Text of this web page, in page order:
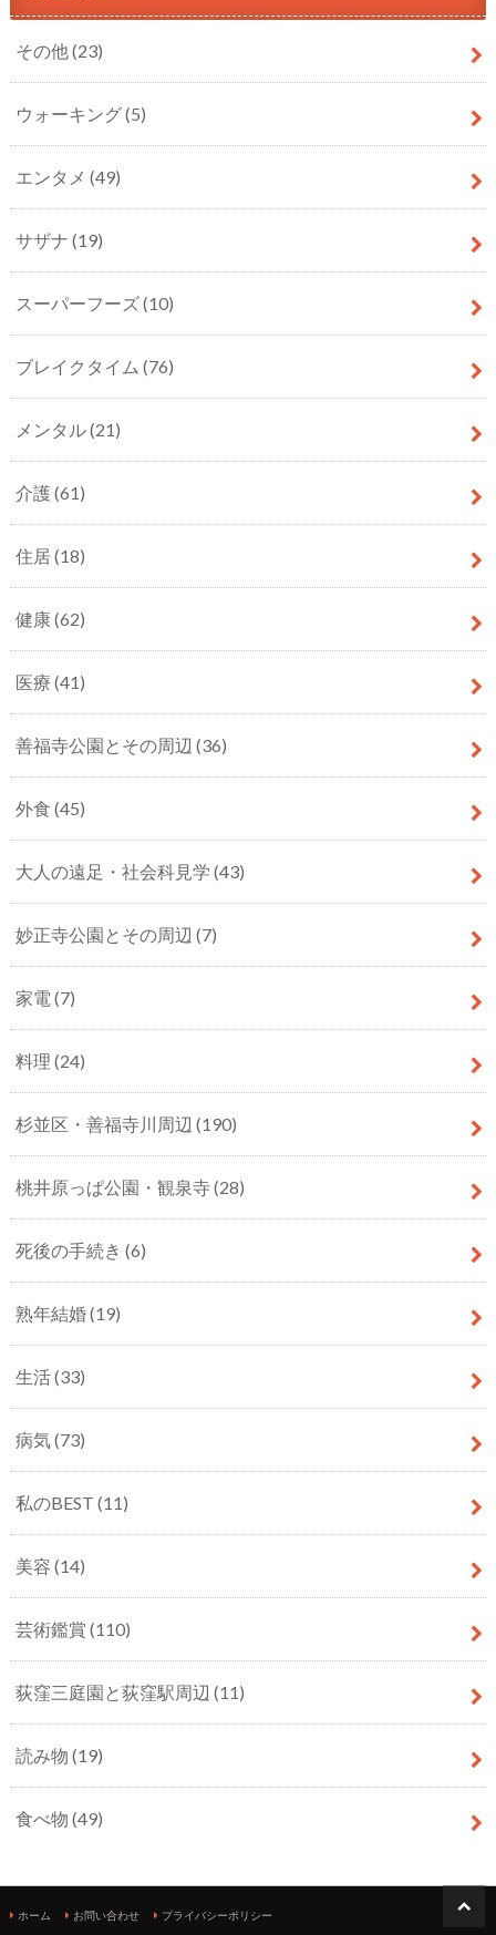
その他(23)
ウォーキング(5)
エンタメ (49)
サザナ (19)
スーパーフーズ(10)
ブレイクタイム (76)
メンタル(21)
介護(61)
住居(18)
健康(62)
医療 (41)
善福寺公園とその周辺 (36)
外食 (45)
大人の遠足・社会科見学 (43)
妙正寺公園とその周辺 (7)
家電 (7)
料理 (24)
杉並区・善福寺川周辺 (190)
桃井原っぱ公園・観泉寺(28)
死後の手続き (6)
熟年結婚(19)
生活(33)
病気(73)
私のBEST (11)
美容 (14)
芸術鑑賞 (110)
荻窪三庭園と荻窪駅周辺 (11)
読み物 (19)
食べ物 (49)
ホーム お問い合わせ プライバシーポリシー